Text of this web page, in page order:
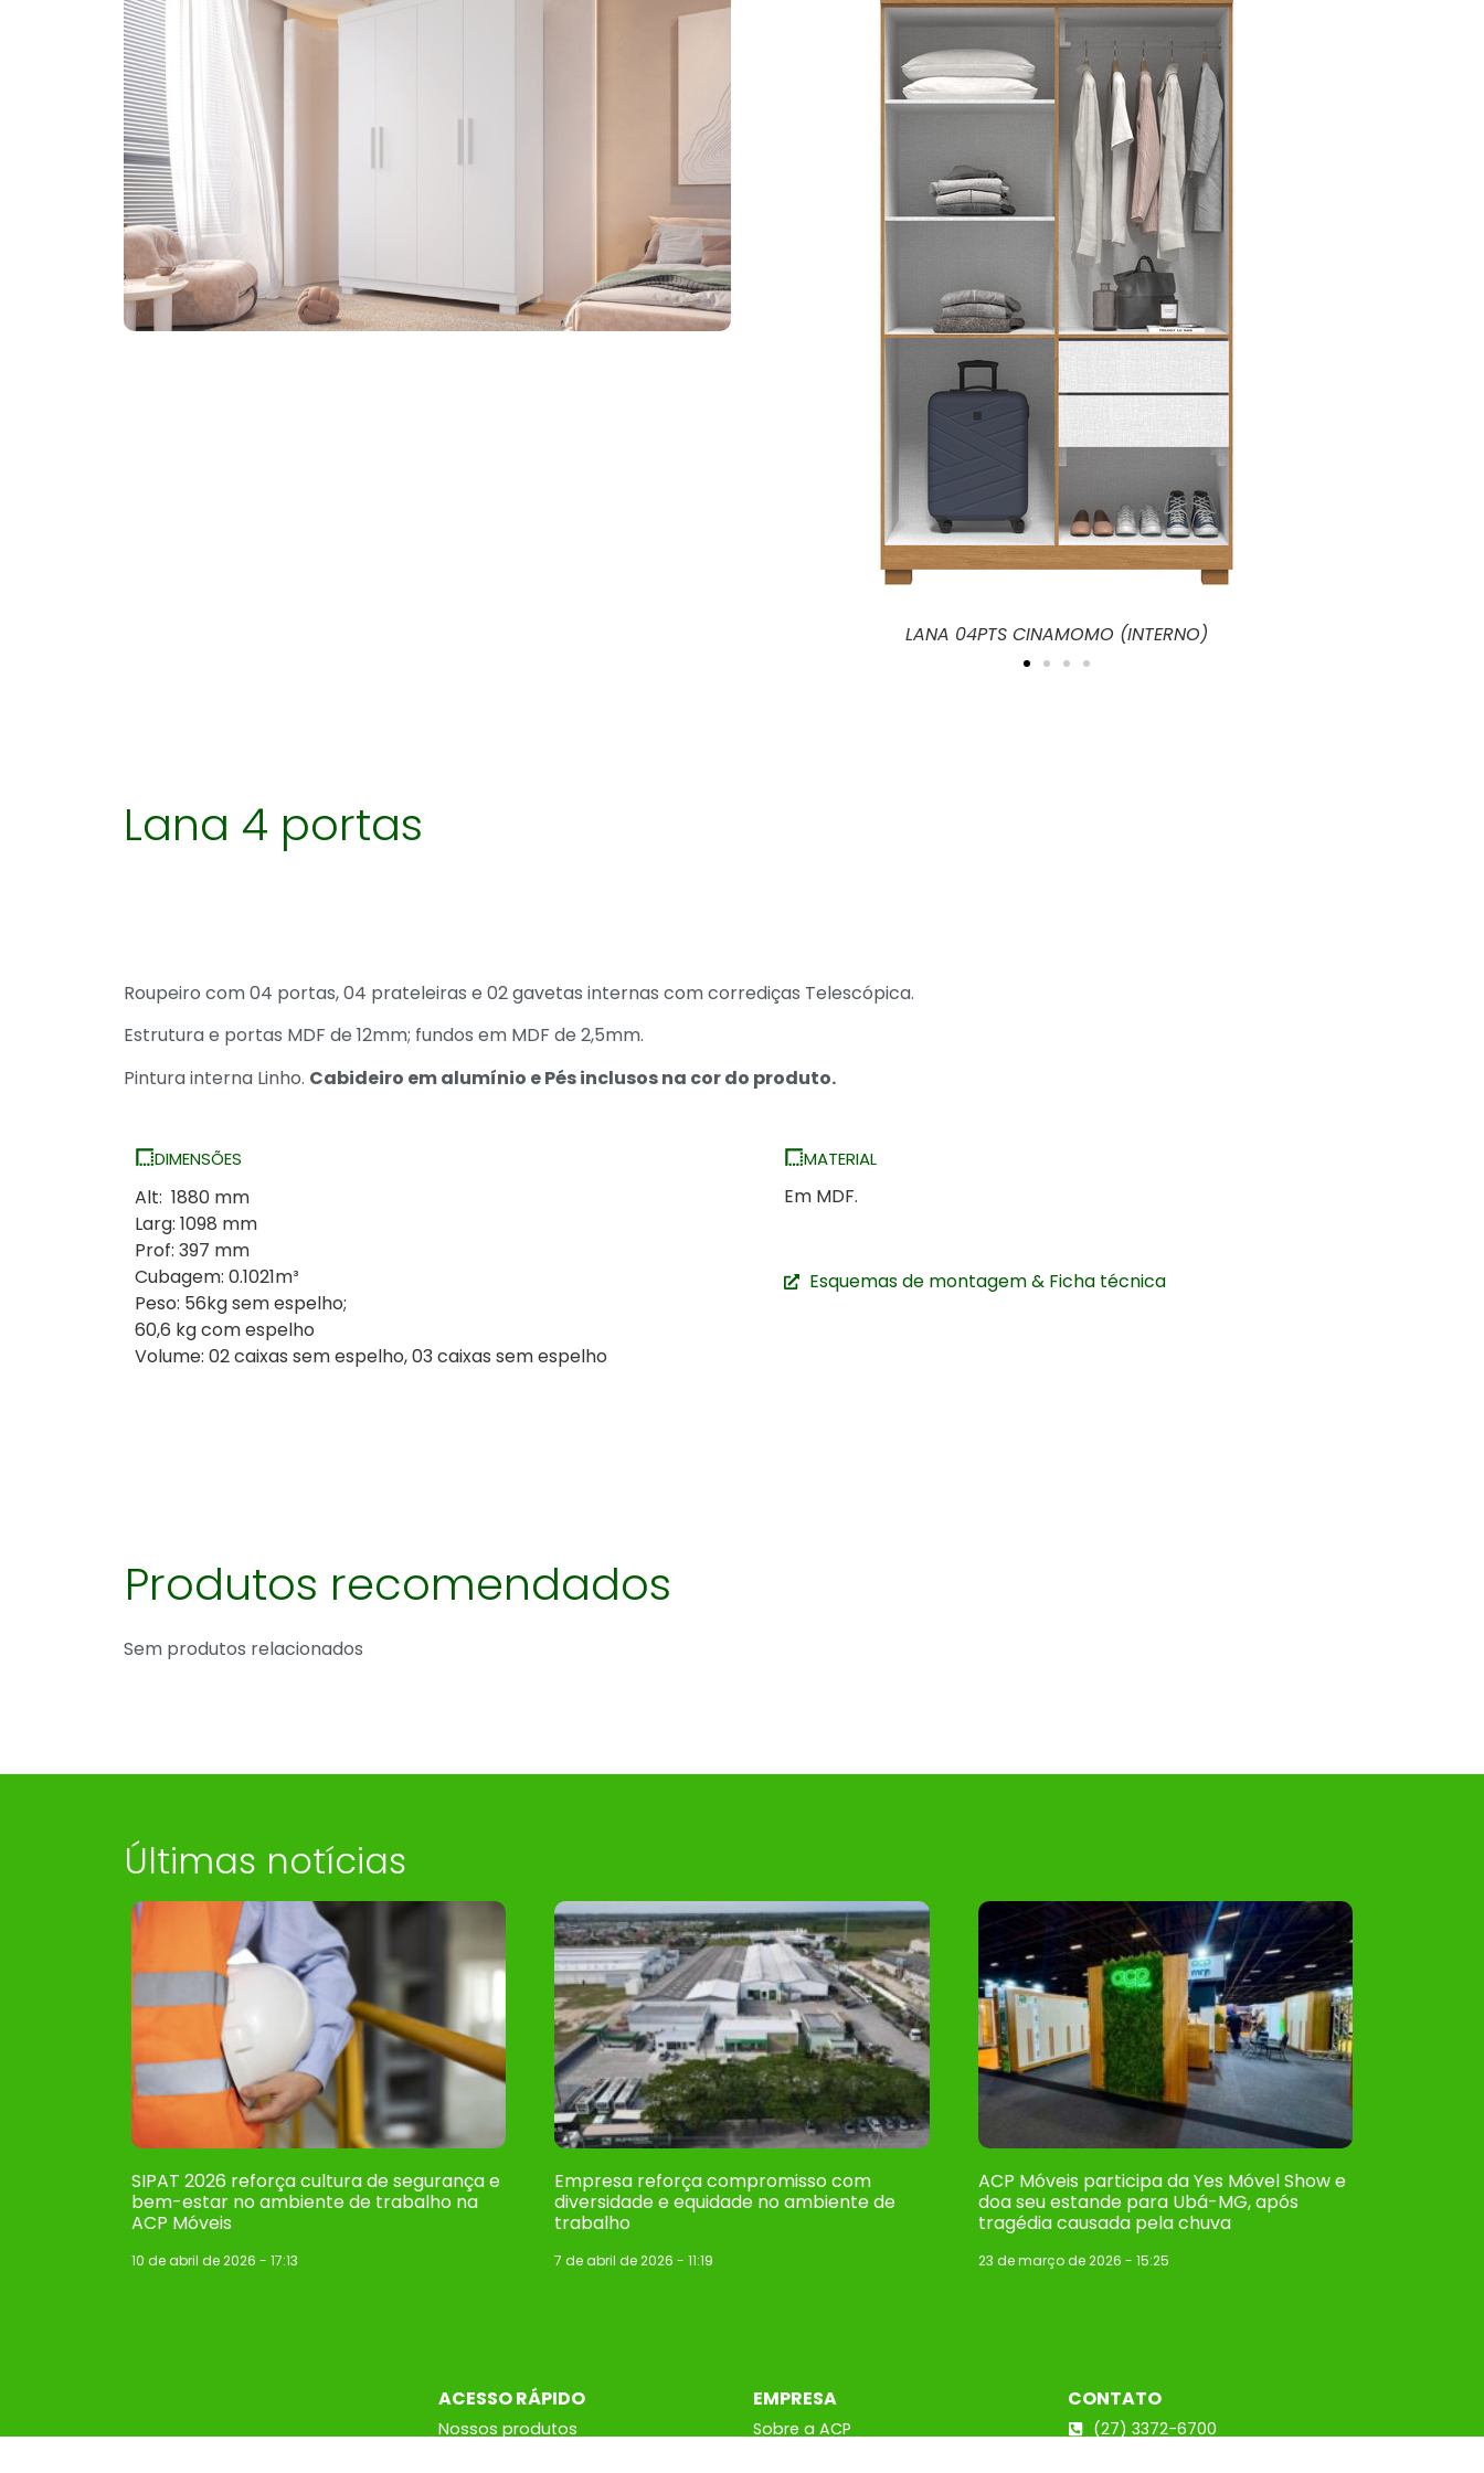
Lana 4 portas
Roupeiro com 04 portas, 04 prateleiras e 02 gavetas internas com corrediças Telescópica.
Estrutura e portas MDF de 12mm; fundos em MDF de 2,5mm.
Pintura interna Linho. Cabideiro em alumínio e Pés inclusos na cor do produto.
DIMENSÕES
Alt: 1880 mm
Larg: 1098 mm
Prof: 397 mm
Cubagem: 0.1021m³
Peso: 56kg sem espelho;
60,6 kg com espelho
Volume: 02 caixas sem espelho, 03 caixas sem espelho
MATERIAL
Em MDF.
Esquemas de montagem & Ficha técnica
Produtos recomendados
Sem produtos relacionados
Últimas notícias
SIPAT 2026 reforça cultura de segurança e
bem-estar no ambiente de trabalho na
ACP Móveis
10 de abril de 2026 17:13
Empresa reforça compromisso com
diversidade e equidade no ambiente de
trabalho
7 de abril de 2026 11:19
ACP Móveis participa da Yes Móvel Show e
doa seu estande para Ubá-MG, após
tragédia causada pela chuva
23 de março de 2026 15:25
ACESSO RÁPIDO
Nossos produtos
EMPRESA
Sobre a ACP
CONTATO
(27) 3372-6700